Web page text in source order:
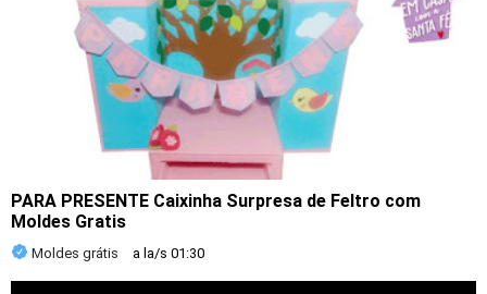
PARA PRESENTE Caixinha Surpresa de Feltro com
Moldes Gratis
Moldes grátis a la/s 01:30